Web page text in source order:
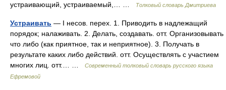
устраивающий, устраиваемый,… …
Толковый словарь Дмитриева
Устраивать — I несов. перех. 1. Приводить в надлежащий
порядок; налаживать. 2. Делать, создавать. отт. Организовывать
что либо (как приятное, так и неприятное). 3. Получать в
результате каких либо действий. отт. Осуществлять с участием
многих лиц. отт.… …
Современный толковый словарь русского языка
Ефремовой